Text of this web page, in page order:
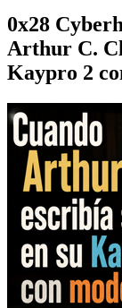
0x28
Arthur C.
Kaypro 2